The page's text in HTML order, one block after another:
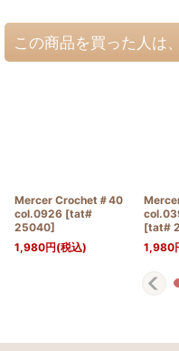
この商品を買った人は
Mercer Crochet＃40
col.0926 [tat#
25040]
1,980円(税込)
[tat#
1,980